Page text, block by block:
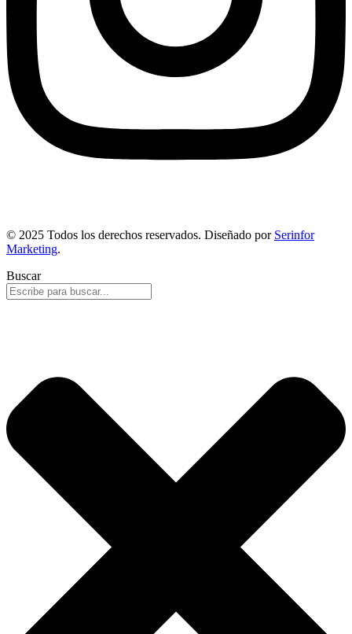
© 2025 Todos los derechos reservados. Diseñado por Serinfor
Marketing.
Buscar